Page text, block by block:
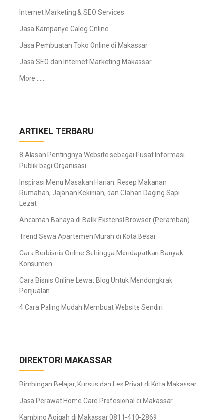
Internet Marketing & SEO Services
Jasa Kampanye Caleg Online
Jasa Pembuatan Toko Online di Makassar
Jasa SEO dan Internet Marketing Makassar
More ……
ARTIKEL TERBARU
8 Alasan Pentingnya Website sebagai Pusat Informasi
Publik bagi Organisasi
Inspirasi Menu Masakan Harian: Resep Makanan
Rumahan, Jajanan Kekinian, dan Olahan Daging Sapi
Lezat
Ancaman Bahaya di Balik Ekstensi Browser (Peramban)
Trend Sewa Apartemen Murah di Kota Besar
Cara Berbisnis Online Sehingga Mendapatkan Banyak
Konsumen
Cara Bisnis Online Lewat Blog Untuk Mendongkrak
Penjualan
4 Cara Paling Mudah Membuat Website Sendiri
DIREKTORI MAKASSAR
Bimbingan Belajar, Kursus dan Les Privat di Kota Makassar
Jasa Perawat Home Care Profesional di Makassar
Kambing Aqiqah di Makassar 0811-410-2869